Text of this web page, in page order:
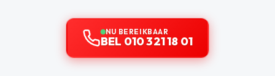
NU BEREIKBAAR
BEL 010 321 18 01